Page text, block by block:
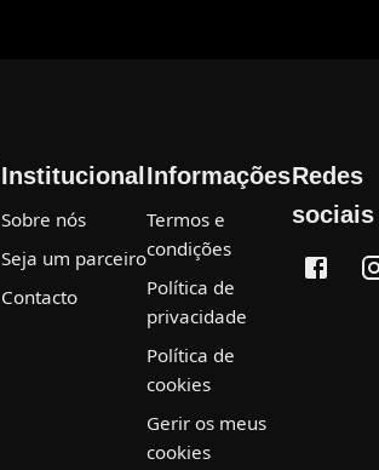
Institucional
Sobre nós
Seja um parceiro
Contacto
Informações
Termos e
condições
Política de
privacidade
Política de
cookies
Gerir os meus
cookies
Redes
sociais